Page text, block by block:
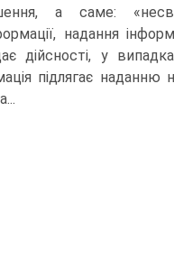
а саме:
надання
дійсності, у
підлягає наданню